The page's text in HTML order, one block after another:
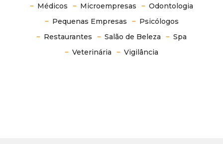
Médicos
Microempresas
Odontologia
Pequenas Empresas
Psicólogos
Restaurantes
Salão de Beleza
Spa
Veterinária
Vigilância